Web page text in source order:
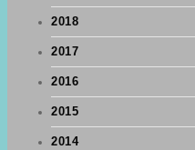
2018
2017
2016
2015
2014